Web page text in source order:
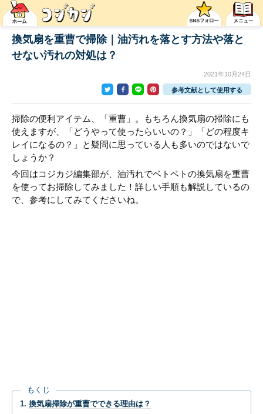
換気扇を重曹で掃除｜油汚れを落とす方法や落と
せない汚れの対処は？
2021年10月24日
参考文献として使用する
掃除の便利アイテム、「重曹」。もちろん換気扇の掃除にも
使えますが、「どうやって使ったらいいの？」「どの程度キ
レイになるの？」と疑問に思っている人も多いのではないで
しょうか？
今回はコジカジ編集部が、油汚れでベトベトの換気扇を重曹
を使ってお掃除してみました！詳しい手順も解説しているの
で、参考にしてみてくださいね。
もくじ
換気扇掃除が重曹でできる理由は？